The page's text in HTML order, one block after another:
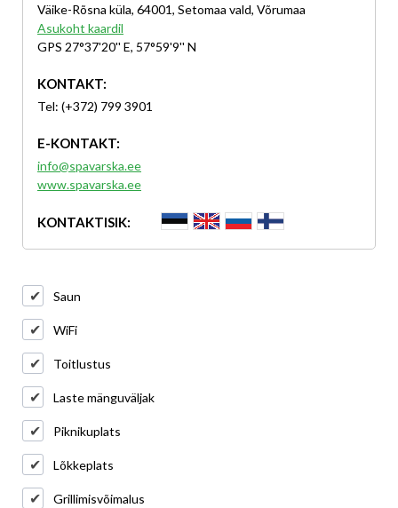
Väike-Rõsna küla, 64001, Setomaa vald, Võrumaa
Asukoht kaardil
GPS 27°37'20'' E, 57°59'9'' N
KONTAKT:
Tel: (+372) 799 3901
E-KONTAKT:
info@spavarska.ee
www.spavarska.ee
KONTAKTISIK:
Saun
WiFi
Toitlustus
Laste mänguväljak
Piknikuplats
Lõkkeplats
Grillimisvõimalus